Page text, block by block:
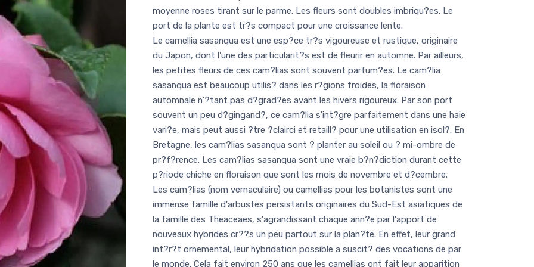
moyenne roses tirant sur le parme. Les fleurs sont doubles imbriqu?es. Le
port de la plante est tr?s compact pour une croissance lente.
Le camellia sasanqua est une esp?ce tr?s vigoureuse et rustique, originaire
du Japon, dont l'une des particularit?s est de fleurir en automne. Par ailleurs,
les petites fleurs de ces cam?lias sont souvent parfum?es. Le cam?lia
sasanqua est beaucoup utilis? dans les r?gions froides, la floraison
automnale n'?tant pas d?grad?es avant les hivers rigoureux. Par son port
souvent un peu d?gingand?, ce cam?lia s'int?gre parfaitement dans une haie
vari?e, mais peut aussi ?tre ?clairci et retaill? pour une utilisation en isol?. En
Bretagne, les cam?lias sasanqua sont ? planter au soleil ou ? mi-ombre de
pr?f?rence. Les cam?lias sasanqua sont une vraie b?n?diction durant cette
p?riode chiche en floraison que sont les mois de novembre et d?cembre.
Les cam?lias (nom vernaculaire) ou camellias pour les botanistes sont une
immense famille d'arbustes persistants originaires du Sud-Est asiatiques de
la famille des Theaceaes, s'agrandissant chaque ann?e par l'apport de
nouveaux hybrides cr??s un peu partout sur la plan?te. En effet, leur grand
int?r?t ornemental, leur hybridation possible a suscit? des vocations de par
le monde. Cela fait environ 250 ans que les camellias ont fait leur apparition